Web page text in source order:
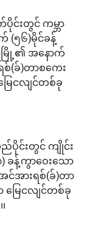
င်းတွင် ကမ္ဘာ
(၅၆)မိုင်ခန့်
မြို့၏ အနောက်
(ခ်)တာစကေး
ေငလျင်တစ်ခု
ပိုင်းတွင် ကျိုင်း
ခန့်ကွာဝေးသော
င်အားရစ်(ခ်)တာ
မြေငလျင်တစ်ခု